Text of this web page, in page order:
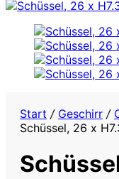
Start / Geschirr /
Schüssel, 26 x